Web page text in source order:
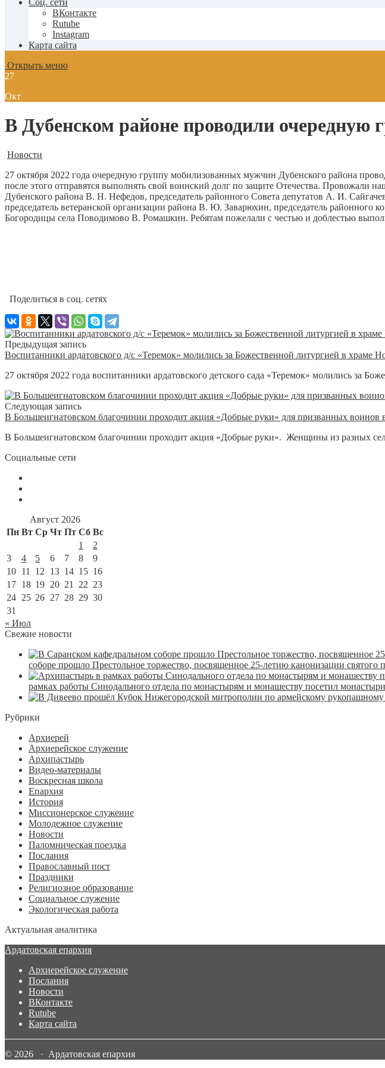
Соц. сети
ВКонтакте
Rutube
Instagram
Карта сайта
Открыть меню
27
Окт
В Дубенском районе проводили очередную
Новости
27 октября 2022 года очередную группу мобилизованных мужчин Дубенского района
после этого отправятся выполнять свой воинский долг по защите Отечества. Провожали
Дубенского района В. Н. Нефедов, председатель районного Совета депутатов А. И.
председатель ветеранской организации района В. Ю. Заварюхин, председатель районного
Богородицы села Поводимово В. Ромашкин. Ребятам пожелали с честью и доблестью
Поделиться в соц. сетях
Предыдущая запись
Воспитанники ардатовского д/с «Теремок» молились за Божественной литургией в храме
27 октября 2022 года воспитанники ардатовского детского сада «Теремок» молились за
Следующая запись
В Большеигнатовском благочинии проходит акция «Добрые руки» для призванных воинов
В Большеигнатовском благочинии проходит акция «Добрые руки». Женщины из разных
Социальные сети
Август 2026
Пн Вт Ср Чт Пт Сб Вс
1
2
3
4 5 6 7 8
9
10 11 12 13 14 15 16
17 18 19 20 21 22 23
24 25 26 27 28 29 30
31
« Июл
Свежие новости
соборе прошло Престольное торжество, посвященное 25-летию канонизации святого
рамках работы Синодального отдела по монастырям и монашеству посетил
Рубрики
Архиерей
Архиерейское служение
Архипастырь
Видео-материалы
Воскресная школа
Епархия
История
Миссионерское служение
Молодежное служение
Новости
Паломническая поездка
Послания
Православный пост
Праздники
Религиозное образование
Социальное служение
Экологическая работа
Актуальная аналитика
Ардатовская епархия
Архиерейское служение
Послания
Новости
ВКонтакте
Rutube
Карта сайта
© 2026 · Ардатовская епархия